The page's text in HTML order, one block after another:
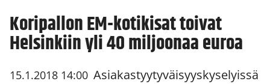
Koripallon EM-kotikisat toivat
Helsinkiin yli 40 miljoonaa euroa
15.1.2018 14:00 Asiakastyytyväisyyskyselyissä